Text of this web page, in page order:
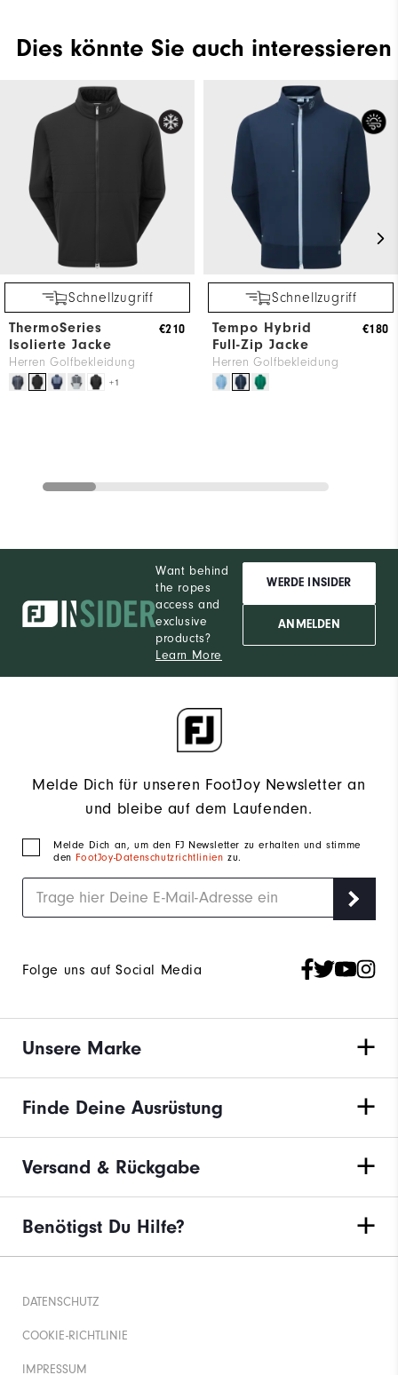
Dies könnte Sie auch interessieren
Schnellzugriff
ThermoSeries
Isolierte Jacke
Herren Golfbekleidung
+1
€210
Schnellzugriff
Tempo Hybrid
Full-Zip Jacke
Herren Golfbekleidung
€180
Want behind
the ropes
access and
exclusive
products?
Learn More
WERDE INSIDER
ANMELDEN
Melde Dich für unseren FootJoy Newsletter an
und bleibe auf dem Laufenden.
Melde Dich an, um den FJ Newsletter zu erhalten und stimme
den FootJoy-Datenschutzrichtlinienzu.
Folge uns auf Social Media
Unsere Marke
Finde Deine Ausrüstung
Versand & Rückgabe
Benötigst Du Hilfe?
DATENSCHUTZ
COOKIE-RICHTLINIE
IMPRESSUM